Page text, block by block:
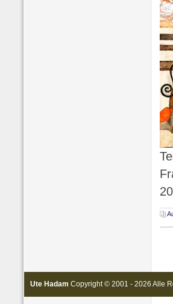
Ute Hadam Copyright © 2001 - 2026 Alle